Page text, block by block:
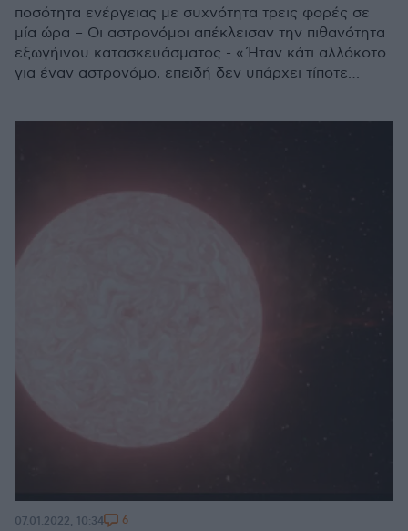
ποσότητα ενέργειας με συχνότητα τρεις φορές σε
μία ώρα – Οι αστρονόμοι απέκλεισαν την πιθανότητα
εξωγήινου κατασκευάσματος - « Ήταν κάτι αλλόκοτο
για έναν αστρονόμο, επειδή δεν υπάρχει τίποτε
07.01.2022, 10:34 6